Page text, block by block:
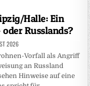
Halle: Ein
Russlands?
2026
Vorfall als Angriff
an Russland
Hinweise auf eine